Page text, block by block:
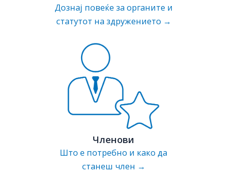
Дознај повеќе за органите и
статутот на здружението →
Членови
Што е потребно и како да
станеш член →